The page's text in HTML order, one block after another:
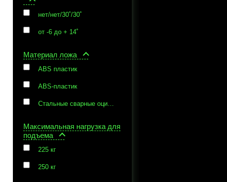
нет/нет/30˚/30˚
от -6 до + 14˚
Материал ложа
ABS пластик
ABS-пластик
Стальные сварные оцинкованные прутья
Максимальная нагрузка для
подъема
225 кг
250 кг